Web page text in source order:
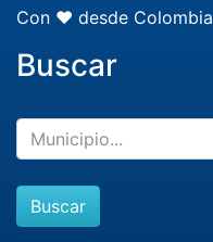
Con ❤️ desde Colombia
Buscar
Buscar